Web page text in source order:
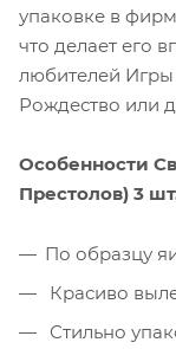
упаковке в
что делает его
любителей Игры
Рождество или
Особенности
Престолов) 3
По образцу
Красиво
Стильно